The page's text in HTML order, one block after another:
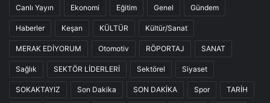
Canlı Yayın Ekonomi Eğitim Genel Gündem
Haberler Keşan KÜLTÜR Kültür/Sanat
MERAK EDİYORUM Otomotiv RÖPORTAJ SANAT
Sağlık SEKTÖR LİDERLERİ Sektörel Siyaset
SOKAKTAYIZ Son Dakika SON DAKİKA Spor TARİH